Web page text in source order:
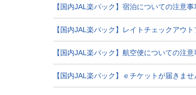
【国内JAL楽パック】宿泊についての注意
【国内JAL楽パック】レイトチェックアウ
【国内JAL楽パック】航空便についての注
【国内JAL楽パック】ｅチケットが届きま